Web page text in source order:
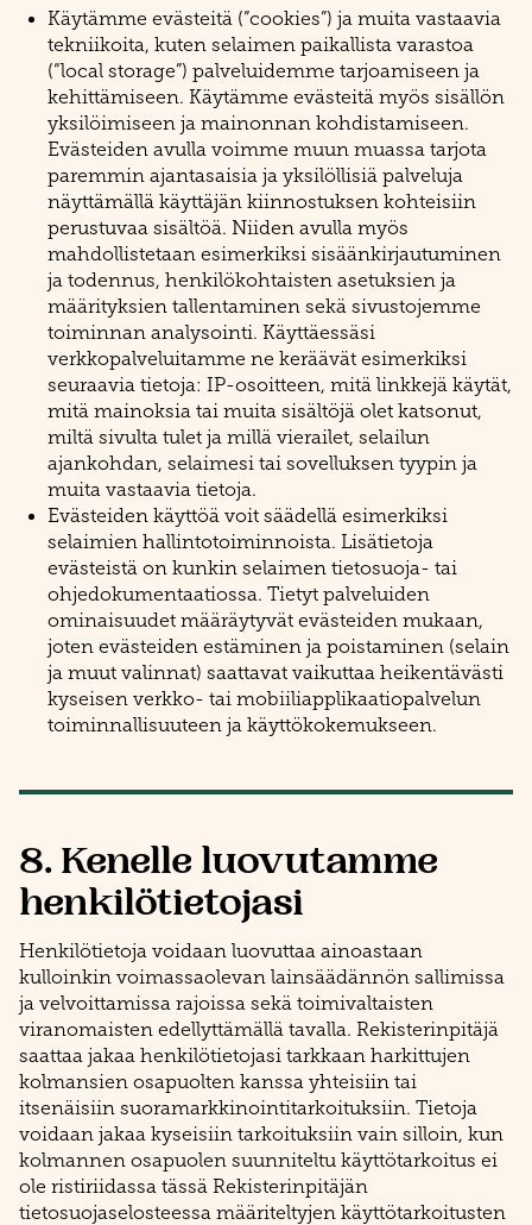
Käytämme evästeitä (”cookies”) ja muita vastaavia
tekniikoita, kuten selaimen paikallista varastoa
(“local storage”) palveluidemme tarjoamiseen ja
kehittämiseen. Käytämme evästeitä myös sisällön
yksilöimiseen ja mainonnan kohdistamiseen.
Evästeiden avulla voimme muun muassa tarjota
paremmin ajantasaisia ja yksilöllisiä palveluja
näyttämällä käyttäjän kiinnostuksen kohteisiin
perustuvaa sisältöä. Niiden avulla myös
mahdollistetaan esimerkiksi sisäänkirjautuminen
ja todennus, henkilökohtaisten asetuksien ja
määrityksien tallentaminen sekä sivustojemme
toiminnan analysointi. Käyttäessäsi
verkkopalveluitamme ne keräävät esimerkiksi
seuraavia tietoja: IP-osoitteen, mitä linkkejä käytät,
mitä mainoksia tai muita sisältöjä olet katsonut,
miltä sivulta tulet ja millä vierailet, selailun
ajankohdan, selaimesi tai sovelluksen tyypin ja
muita vastaavia tietoja.
Evästeiden käyttöä voit säädellä esimerkiksi
selaimien hallintotoiminnoista. Lisätietoja
evästeistä on kunkin selaimen tietosuoja- tai
ohjedokumentaatiossa. Tietyt palveluiden
ominaisuudet määräytyvät evästeiden mukaan,
joten evästeiden estäminen ja poistaminen (selain
ja muut valinnat) saattavat vaikuttaa heikentävästi
kyseisen verkko- tai mobiiliapplikaatiopalvelun
toiminnallisuuteen ja käyttökokemukseen.​​​​​​​
8. Kenelle luovutamme
henkilötietojasi
Henkilötietoja voidaan luovuttaa ainoastaan
kulloinkin voimassaolevan lainsäädännön sallimissa
ja velvoittamissa rajoissa sekä toimivaltaisten
viranomaisten edellyttämällä tavalla. Rekisterinpitäjä
saattaa jakaa henkilötietojasi tarkkaan harkittujen
kolmansien osapuolten kanssa yhteisiin tai
itsenäisiin suoramarkkinointitarkoituksiin. Tietoja
voidaan jakaa kyseisiin tarkoituksiin vain silloin, kun
kolmannen osapuolen suunniteltu käyttötarkoitus ei
ole ristiriidassa tässä Rekisterinpitäjän
tietosuojaselosteessa määriteltyjen käyttötarkoitusten